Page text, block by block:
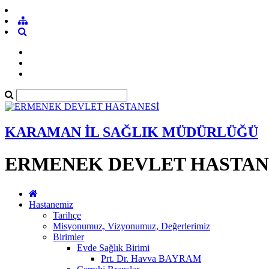
KARAMAN İL SAĞLIK MÜDÜRLÜĞÜ
ERMENEK DEVLET
Hastanemiz
Tarihçe
Misyonumuz, Vizyonumuz, Değerlerimiz
Birimler
Evde Sağlık Birimi
Prt. Dr. Havva BAYRAM